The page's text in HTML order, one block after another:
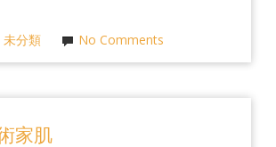
未分類 No Comments
家肌